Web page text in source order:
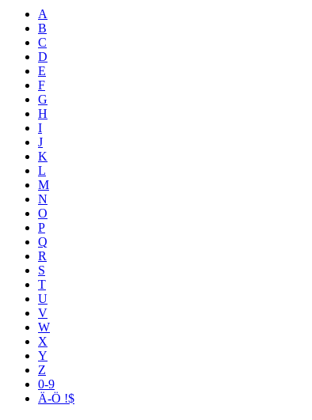
A
B
C
D
E
F
G
H
I
J
K
L
M
N
O
P
Q
R
S
T
U
V
W
X
Y
Z
0-9
Ä-Ö !$